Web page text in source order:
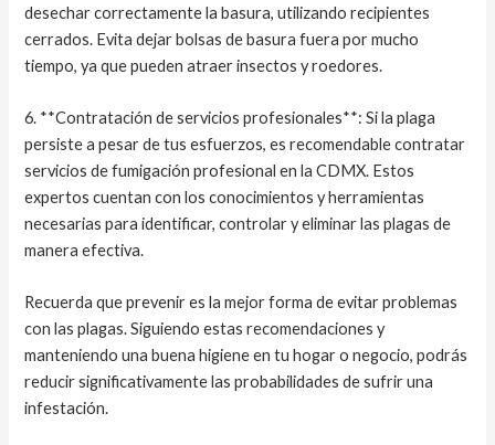
desechar correctamente la basura, utilizando recipientes
cerrados. Evita dejar bolsas de basura fuera por mucho
tiempo, ya que pueden atraer insectos y roedores.
6. **Contratación de servicios profesionales**: Si la plaga
persiste a pesar de tus esfuerzos, es recomendable contratar
servicios de fumigación profesional en la CDMX. Estos
expertos cuentan con los conocimientos y herramientas
necesarias para identificar, controlar y eliminar las plagas de
manera efectiva.
Recuerda que prevenir es la mejor forma de evitar problemas
con las plagas. Siguiendo estas recomendaciones y
manteniendo una buena higiene en tu hogar o negocio, podrás
reducir significativamente las probabilidades de sufrir una
infestación.